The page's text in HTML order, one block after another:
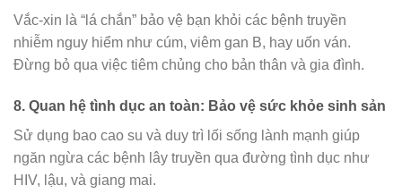
Vắc-xin là “lá chắn” bảo vệ bạn khỏi các bệnh truyền
nhiễm nguy hiểm như cúm, viêm gan B, hay uốn ván.
Đừng bỏ qua việc tiêm chủng cho bản thân và gia đình.
8. Quan hệ tình dục an toàn: Bảo vệ sức khỏe sinh sản
Sử dụng bao cao su và duy trì lối sống lành mạnh giúp
ngăn ngừa các bệnh lây truyền qua đường tình dục như
HIV, lậu, và giang mai.